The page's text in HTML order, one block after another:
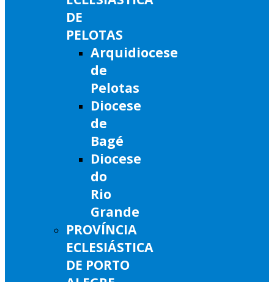
DE
PELOTAS
Arquidiocese
de
Pelotas
Diocese
de
Bagé
Diocese
do
Rio
Grande
PROVÍNCIA
ECLESIÁSTICA
DE PORTO